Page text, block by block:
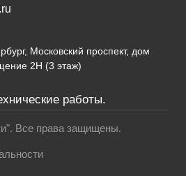
Московский проспект, дом
2Н (3 этаж)
работы.
Все права защищены.